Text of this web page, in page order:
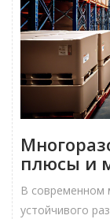
плюсы и
В современном
устойчивого